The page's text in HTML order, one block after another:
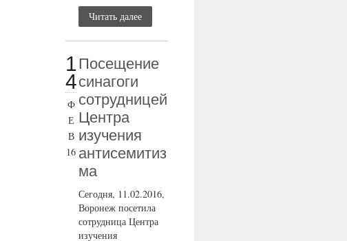
Читать далее
1
4
Ф
Е
В
16
Посещение
синагоги
сотрудницей
Центра
изучения
антисемитиз
ма
Сегодня, 11.02.2016,
Воронеж посетила
сотрудница Центра
изучения